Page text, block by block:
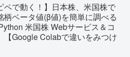
ペで動く！】日本株、米国株で
柄ベータ値(β値)を簡単に調べる
米国株 Webサービス＆コ
Google Colabで違いをみつけ